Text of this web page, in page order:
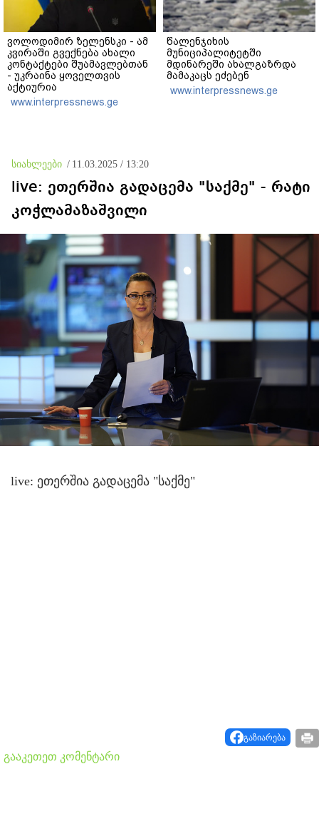
ვოლოდიმირ ზელენსკი - ამ
კვირაში გვექნება ახალი
კონტაქტები შუამავლებთან
- უკრაინა ყოველთვის
აქტიურია
www.interpressnews.ge
წალენჯიხის
მუნიციპალიტეტში
მდინარეში ახალგაზრდა
მამაკაცს ეძებენ
www.interpressnews.ge
სიახლეები / 11.03.2025 / 13:20
live: ეთერშია გადაცემა "საქმე" - რატი
კოჭლამაზაშვილი
live: ეთერშია გადაცემა "საქმე"
გაზიარება
გააკეთეთ კომენტარი